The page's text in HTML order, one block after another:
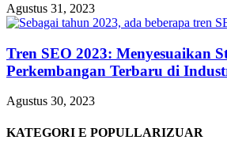
Agustus 31, 2023
Tren SEO 2023: Menyesuaikan
Perkembangan Terbaru di
Agustus 30, 2023
KATEGORI E POPULLARIZUAR